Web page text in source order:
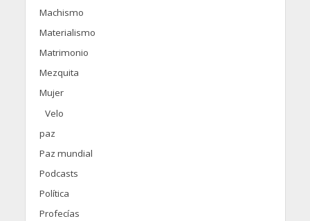
Machismo
Materialismo
Matrimonio
Mezquita
Mujer
Velo
paz
Paz mundial
Podcasts
Política
Profecías